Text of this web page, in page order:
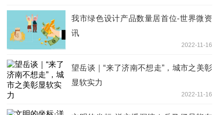
我市绿色设计产品数量居首位-世界微资
讯
2022-11-16
望岳谈｜“来了济南不想走”，城市之美彰
显软实力
2022-11-16